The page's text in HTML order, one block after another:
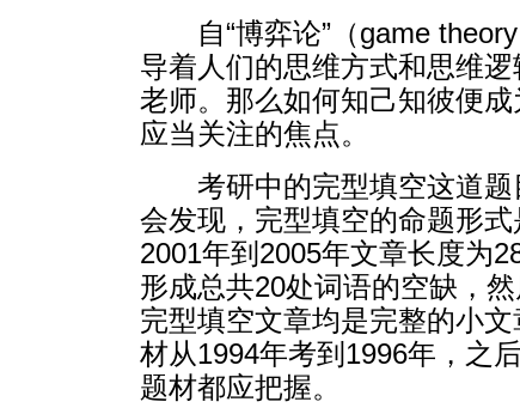
自“博弈论”（game
导着人们的思维方式和思维
老师。那么如何知己知彼便
应当关注的焦点。
考研中的完型填空这道
会发现，完型填空的命题形
2001年到2005年文章长度为
形成总共20处词语的空缺，
完型填空文章均是完整的小
材从1994年考到1996年，之
题材都应把握。